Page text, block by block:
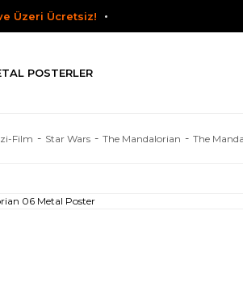
Üzeri Ücretsiz!
POSTERLER
Film Star Wars The Mandalorian The